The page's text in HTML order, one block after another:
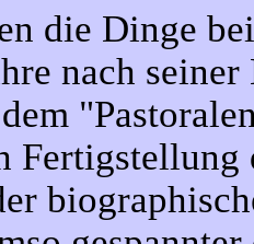
die Dinge
nach
Fertigstellung